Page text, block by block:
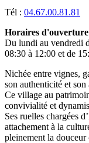
Tél : 04.67.00.81.81
Horaires
Du lundi au vendredi
08:30 à 12:00 et de
Nichée entre vignes,
son authenticité et
Ce village au
convivialité et
Ses ruelles chargées
attachement à la
pleinement la